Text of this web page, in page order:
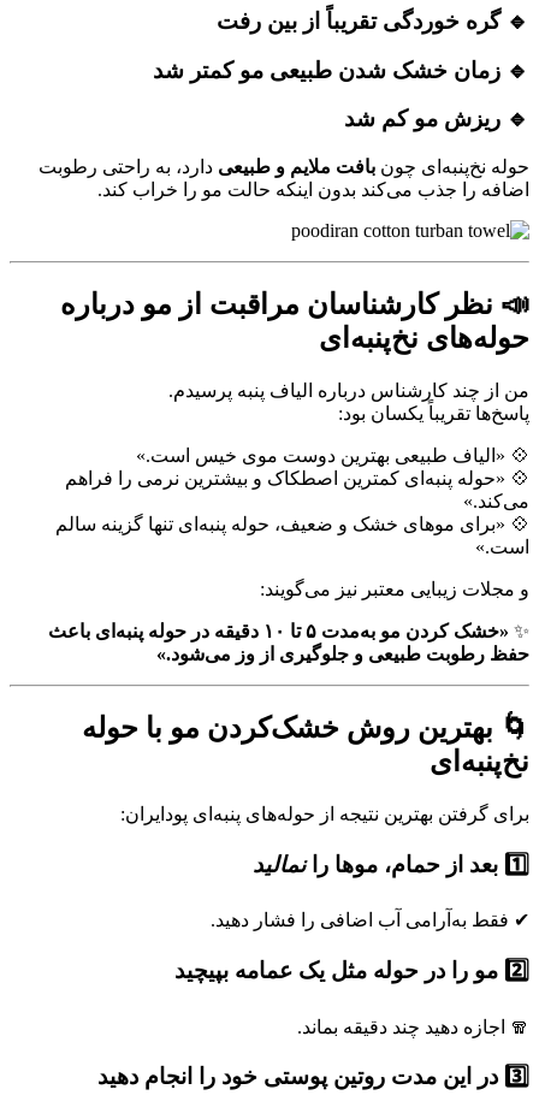
🔹 گره خوردگی تقریباً از بین رفت
🔹 زمان خشک شدن طبیعی مو کمتر شد
🔹 ریزش مو کم شد
حوله نخ‌پنبه‌ای چون بافت ملایم و طبیعی دارد، به راحتی رطوبت
اضافه را جذب می‌کند بدون اینکه حالت مو را خراب کند.
📣 نظر کارشناسان مراقبت از مو درباره
حوله‌های نخ‌پنبه‌ای
من از چند کارشناس درباره الیاف پنبه پرسیدم.
پاسخ‌ها تقریباً یکسان بود:
💠 «الیاف طبیعی بهترین دوست موی خیس است.»
💠 «حوله پنبه‌ای کمترین اصطکاک و بیشترین نرمی را فراهم
می‌کند.»
💠 «برای موهای خشک و ضعیف، حوله پنبه‌ای تنها گزینه سالم
است.»
و مجلات زیبایی معتبر نیز می‌گویند:
✨
«خشک کردن مو به‌مدت ۵ تا ۱۰ دقیقه در حوله پنبه‌ای باعث
حفظ رطوبت طبیعی و جلوگیری از وز می‌شود.»
🌀 بهترین روش خشک‌کردن مو با حوله
نخ‌پنبه‌ای
برای گرفتن بهترین نتیجه از حوله‌های پنبه‌ای پودایران:
1️⃣ بعد از حمام، موها را نمالید
✔ فقط به‌آرامی آب اضافی را فشار دهید.
2️⃣ مو را در حوله مثل یک عمامه بپیچید
🧣 اجازه دهید چند دقیقه بماند.
3️⃣ در این مدت روتین پوستی خود را انجام دهید